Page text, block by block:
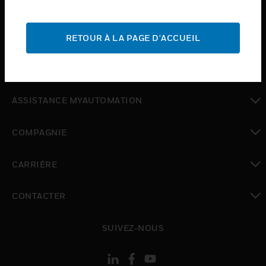
toggle view
ASSISTANCE
ASSISTANCE MYAUTOMATION
COMPAGNIE
CARRIÈRE
CONTACTER
SUIVEZ-NOUS
RETOUR À LA PAGE D'ACCUEIL